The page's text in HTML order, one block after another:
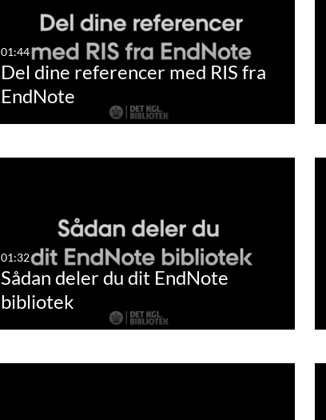
01:44
Del dine referencer med RIS fra
EndNote
01:32
Sådan deler du dit EndNote
bibliotek